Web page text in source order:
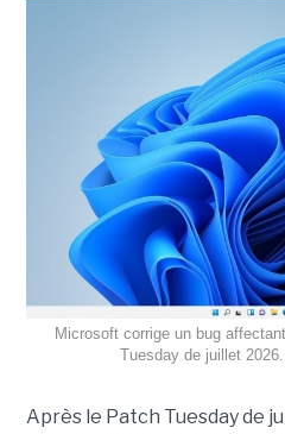
Microsoft corrige un bug
Tuesday de juillet
Après le Patch Tuesday de